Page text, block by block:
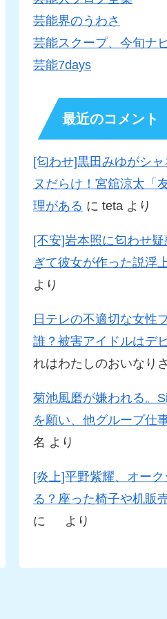
芸能界のうわさ
芸能スクープ、今旬ナ
芸能7days
最近のコメント
[匂わせ]黒田みゆがシ
ヌだらけ！宮舘涼太「
理がある に teta より
[不安]岩本照に匂わせ
ぎて彼女が作った説浮
より
日テレの不適切な女性
誰？被害アイドルはデ
れはわたしのおいなり
菊池風磨が嫌われる。
を願い、他グループ仕
名 より
[炎上]平野紫耀、オー
る？座った椅子や机販
に
より